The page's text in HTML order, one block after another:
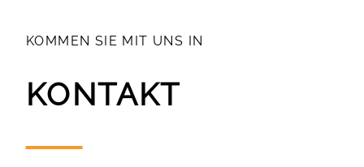
KOMMEN SIE MIT UNS IN
KONTAKT